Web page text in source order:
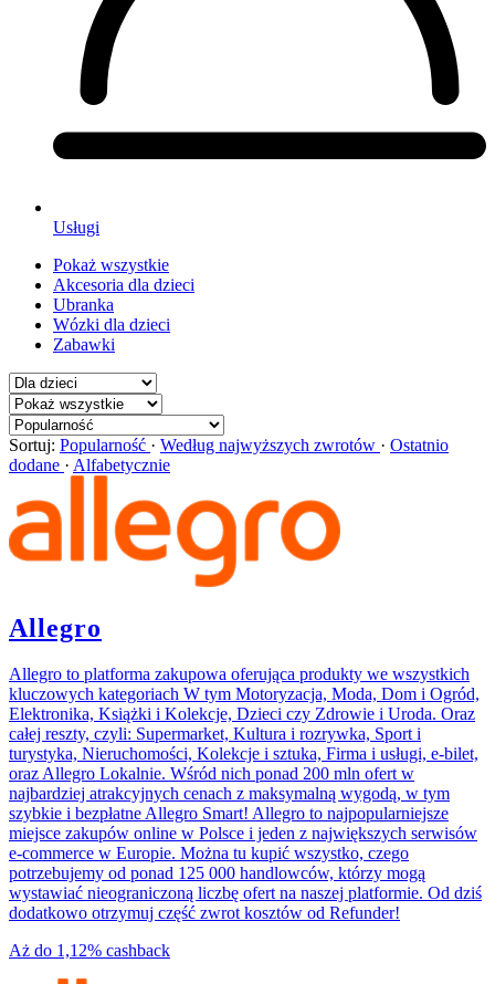
Usługi
Pokaż wszystkie
Akcesoria dla dzieci
Ubranka
Wózki dla dzieci
Zabawki
Sortuj: Popularność · Według najwyższych zwrotów · Ostatnio
dodane · Alfabetycznie
Allegro
Allegro to platforma zakupowa oferująca produkty we wszystkich
kluczowych kategoriach W tym Motoryzacja, Moda, Dom i Ogród,
Elektronika, Książki i Kolekcje, Dzieci czy Zdrowie i Uroda. Oraz
całej reszty, czyli: Supermarket, Kultura i rozrywka, Sport i
turystyka, Nieruchomości, Kolekcje i sztuka, Firma i usługi, e-bilet,
oraz Allegro Lokalnie. Wśród nich ponad 200 mln ofert w
najbardziej atrakcyjnych cenach z maksymalną wygodą, w tym
szybkie i bezpłatne Allegro Smart! Allegro to najpopularniejsze
miejsce zakupów online w Polsce i jeden z największych serwisów
e-commerce w Europie. Można tu kupić wszystko, czego
potrzebujemy od ponad 125 000 handlowców, którzy mogą
wystawiać nieograniczoną liczbę ofert na naszej platformie. Od dziś
dodatkowo otrzymuj część zwrot kosztów od Refunder!
Aż do 1,12% cashback